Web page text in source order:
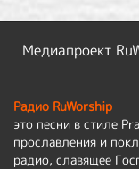
Медиапроект
Радио RuWorship
это песни в стиле
прославления и
радио, славящее